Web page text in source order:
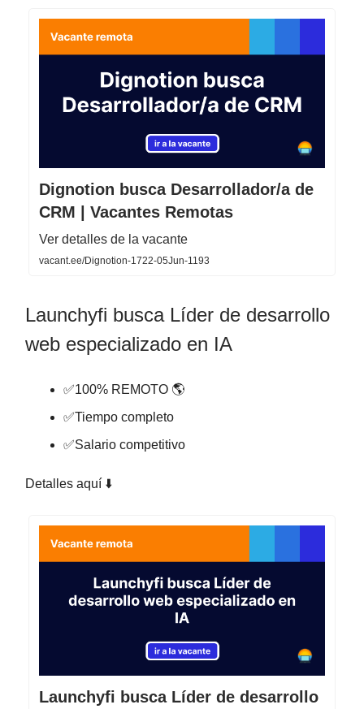
Dignotion busca Desarrollador/a de
CRM | Vacantes Remotas
Ver detalles de la vacante
vacant.ee/Dignotion-1722-05Jun-1193
Launchyfi busca Líder de desarrollo
web especializado en IA
✅100% REMOTO 🌎
✅Tiempo completo
✅Salario competitivo
Detalles aquí ⬇️
Launchyfi busca Líder de desarrollo